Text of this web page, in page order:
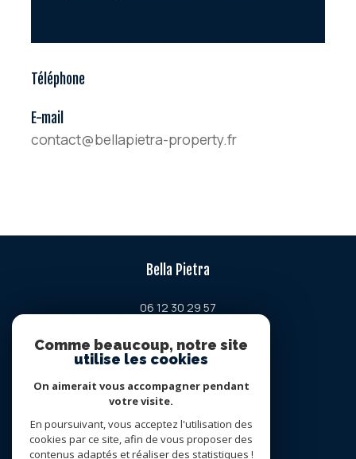
Téléphone
E-mail
contact@bellapietra-property.fr
Bella Pietra
06 12 30 29 57
Chemin de la petite lavogne
34380 viols-en-laval
Nous suivre sur
Comme beaucoup, notre site
utilise les cookies
On aimerait vous accompagner pendant
votre visite.
En poursuivant, vous acceptez l'utilisation des
cookies par ce site, afin de vous proposer des
contenus adaptés et réaliser des statistiques !